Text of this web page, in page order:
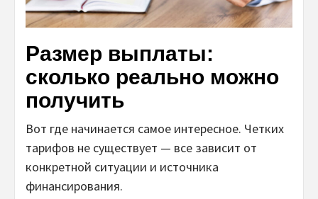
Размер выплаты:
сколько реально можно
получить
Вот где начинается самое интересное. Четких
тарифов не существует — все зависит от
конкретной ситуации и источника
финансирования.